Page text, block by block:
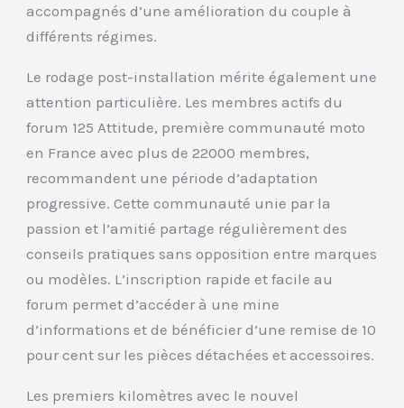
accompagnés d’une amélioration du couple à
différents régimes.
Le rodage post-installation mérite également une
attention particulière. Les membres actifs du
forum 125 Attitude, première communauté moto
en France avec plus de 22000 membres,
recommandent une période d’adaptation
progressive. Cette communauté unie par la
passion et l’amitié partage régulièrement des
conseils pratiques sans opposition entre marques
ou modèles. L’inscription rapide et facile au
forum permet d’accéder à une mine
d’informations et de bénéficier d’une remise de 10
pour cent sur les pièces détachées et accessoires.
Les premiers kilomètres avec le nouvel